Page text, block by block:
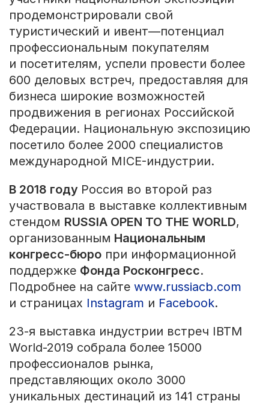
продемонстрировали свой
туристический и ивент—потенциал
профессиональным покупателям
и посетителям, успели провести более
600 деловых встреч, предоставляя для
бизнеса широкие возможностей
продвижения в регионах Российской
Федерации. Национальную экспозицию
посетило более 2000 специалистов
международной MICE-индустрии.
В 2018 году Россия во второй раз
участвовала в выставке коллективным
стендом RUSSIA OPEN TO THE WORLD,
организованным Национальным
конгресс-бюропри информационной
поддержке Фонда Росконгресс.
Подробнее на сайте www.russiacb.com
и страницах Instagram и Facebook.
23-я выставка индустрии встреч IBTM
World-2019 собрала более 15000
профессионалов рынка,
представляющих около 3000
уникальных дестинаций из 141 страны